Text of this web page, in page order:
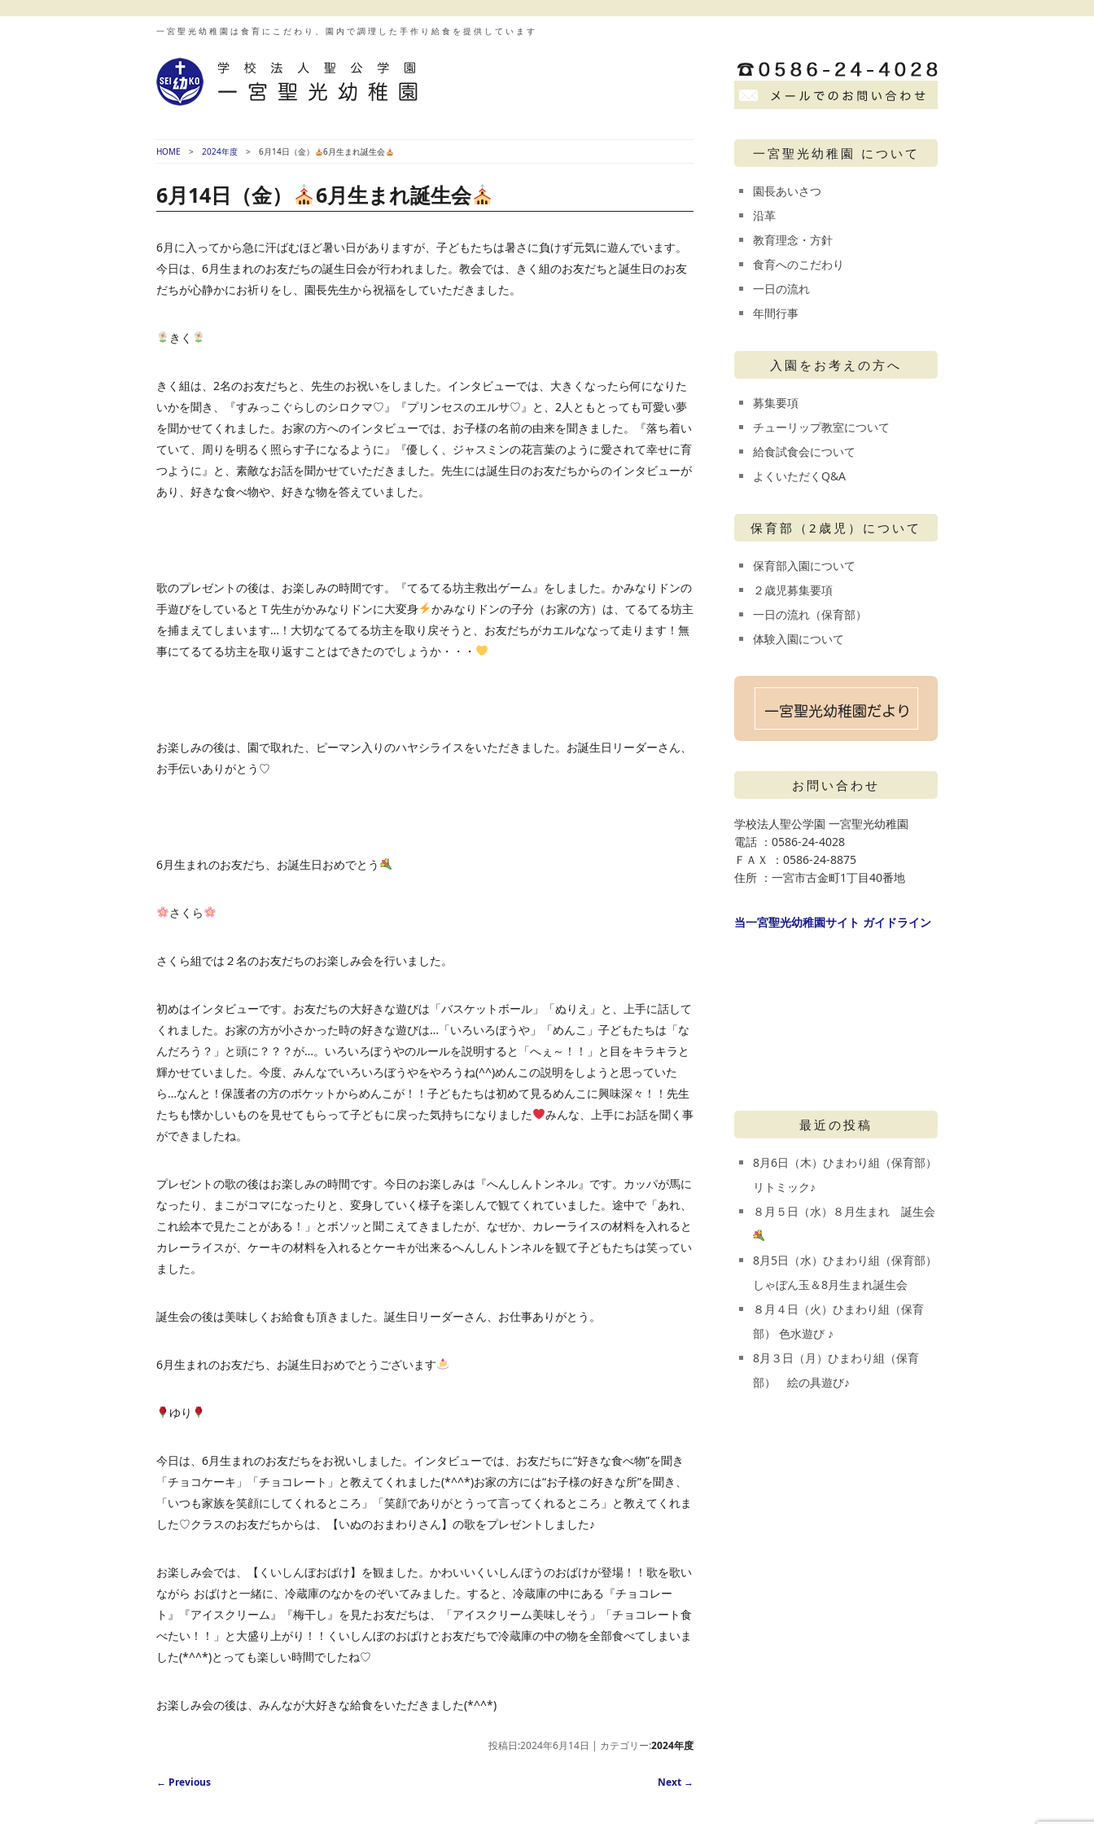
一宮聖光幼稚園は食育にこだわり、園内で調理した手作り給食を提供しています
HOME 2024年度 6月14日（金） 6月生まれ誕生会
6月14日（金） 6月生まれ誕生会
6月に入ってから急に汗ばむほど暑い日がありますが、子どもたちは暑さに負けず元気に遊んでいます。
今日は、6月生まれのお友だちの誕生日会が行われました。教会では、きく組のお友だちと誕生日のお友
だちが心静かにお祈りをし、園長先生から祝福をしていただきました。
きく
きく組は、2名のお友だちと、先生のお祝いをしました。インタビューでは、大きくなったら何になりた
いかを聞き、『すみっこぐらしのシロクマ♡』『プリンセスのエルサ♡』と、2人ともとっても可愛い夢
を聞かせてくれました。お家の方へのインタビューでは、お子様の名前の由来を聞きました。『落ち着い
ていて、周りを明るく照らす子になるように』『優しく、ジャスミンの花言葉のように愛されて幸せに育
つように』と、素敵なお話を聞かせていただきました。先生には誕生日のお友だちからのインタビューが
あり、好きな食べ物や、好きな物を答えていました。
歌のプレゼントの後は、お楽しみの時間です。『てるてる坊主救出ゲーム』をしました。かみなりドンの
手遊びをしているとＴ先生がかみなりドンに大変身
かみなりドンの子分（お家の方）は、てるてる坊主
を捕まえてしまいます…！大切なてるてる坊主を取り戻そうと、お友だちがカエルななって走ります！無
事にてるてる坊主を取り返すことはできたのでしょうか・・・
お楽しみの後は、園で取れた、ピーマン入りのハヤシライスをいただきました。お誕生日リーダーさん、
お手伝いありがとう♡
6月生まれのお友だち、お誕生日おめでとう
さくら
さくら組では２名のお友だちのお楽しみ会を行いました。
初めはインタビューです。お友だちの大好きな遊びは「バスケットボール」「ぬりえ」と、上手に話して
くれました。お家の方が小さかった時の好きな遊びは…「いろいろぼうや」「めんこ」子どもたちは「な
んだろう？」と頭に？？？が…。いろいろぼうやのルールを説明すると「へぇ～！！」と目をキラキラと
輝かせていました。今度、みんなでいろいろぼうやをやろうね(^^)めんこの説明をしようと思っていた
ら…なんと！保護者の方のポケットからめんこが！！子どもたちは初めて見るめんこに興味深々！！先生
たちも懐かしいものを見せてもらって子どもに戻った気持ちになりました
みんな、上手にお話を聞く事
ができましたね。
プレゼントの歌の後はお楽しみの時間です。今日のお楽しみは『へんしんトンネル』です。カッパが馬に
なったり、まこがコマになったりと、変身していく様子を楽しんで観てくれていました。途中で「あれ、
これ絵本で見たことがある！」とボソッと聞こえてきましたが、なぜか、カレーライスの材料を入れると
カレーライスが、ケーキの材料を入れるとケーキが出来るへんしんトンネルを観て子どもたちは笑ってい
ました。
誕生会の後は美味しくお給食も頂きました。誕生日リーダーさん、お仕事ありがとう。
6月生まれのお友だち、お誕生日おめでとうございます
ゆり
今日は、6月生まれのお友だちをお祝いしました。インタビューでは、お友だちに“好きな食べ物”を聞き
「チョコケーキ」「チョコレート」と教えてくれました(*^^*)お家の方には“お子様の好きな所”を聞き、
「いつも家族を笑顔にしてくれるところ」「笑顔でありがとうって言ってくれるところ」と教えてくれま
した♡クラスのお友だちからは、【いぬのおまわりさん】の歌をプレゼントしました♪
お楽しみ会では、【くいしんぼおばけ】を観ました。かわいいくいしんぼうのおばけが登場！！歌を歌い
ながら おばけと一緒に、冷蔵庫のなかをのぞいてみました。すると、冷蔵庫の中にある『チョコレー
ト』『アイスクリーム』『梅干し』を見たお友だちは、「アイスクリーム美味しそう」「チョコレート食
べたい！！」と大盛り上がり！！くいしんぼのおばけとお友だちで冷蔵庫の中の物を全部食べてしまいま
した(*^^*)とっても楽しい時間でしたね♡
お楽しみ会の後は、みんなが大好きな給食をいただきました(*^^*)
投稿日:2024年6月14日 | カテゴリー:2024年度
Post navigation
← Previous Next →
一宮聖光幼稚園 について
園長あいさつ
沿革
教育理念・方針
食育へのこだわり
一日の流れ
年間行事
入園をお考えの方へ
募集要項
チューリップ教室について
給食試食会について
よくいただくQ&A
保育部（2歳児）について
保育部入園について
２歳児募集要項
一日の流れ（保育部）
体験入園について
お問い合わせ
学校法人聖公学園 一宮聖光幼稚園
電話 ：0586-24-4028
ＦＡＸ ：0586-24-8875
住所 ：一宮市古金町1丁目40番地
当一宮聖光幼稚園サイト ガイドライン
最近の投稿
8月6日（木）ひまわり組（保育部）
リトミック♪
８月５日（水）８月生まれ 誕生会
8月5日（水）ひまわり組（保育部）
しゃぼん玉＆8月生まれ誕生会
８月４日（火）ひまわり組（保育
部） 色水遊び ♪
8月３日（月）ひまわり組（保育
部） 絵の具遊び♪